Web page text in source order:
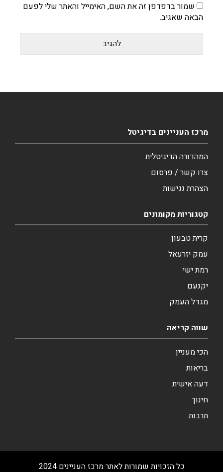
שמור בדפדפן זה את השם, האימייל והאתר שלי לפעם
הבאה שאגיב.
מרכז העניינים בדיגיטל
המהדורה הדיגיטלית
צרו קשר / פרסום
הצהרת נגישות
קטגוריות מקומונים
קרית טבעון
עמק יזרעאל
רמת ישי
יקנעם
מגדל העמק
שווה קריאה
הכי מעניין
בריאות
דעה אישית
חינוך
תרבות
כל הזכויות שמורות לאתר מרכז העניינים 2024